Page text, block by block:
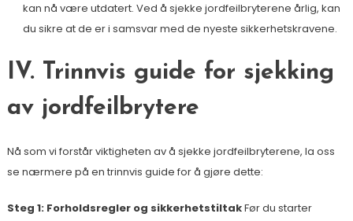
kan nå være utdatert. Ved å sjekke jordfeilbryterene årlig, kan
du sikre at de er i samsvar med de nyeste sikkerhetskravene.
IV. Trinnvis guide for sjekking
av jordfeilbrytere
Nå som vi forstår viktigheten av å sjekke jordfeilbryterene, la oss
se nærmere på en trinnvis guide for å gjøre dette:
Steg 1: Forholdsregler og sikkerhetstiltakFør du starter